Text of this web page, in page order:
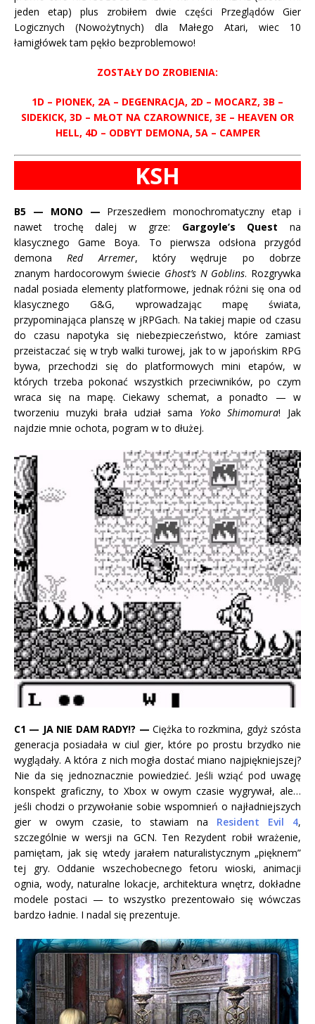
jeden etap) plus zrobiłem dwie części Przeglądów Gier
Logicznych (Nowożytnych) dla Małego Atari, wiec 10
łamigłówek tam pękło bezproblemowo!
ZOSTAŁY DO ZROBIENIA:
1D – PIONEK, 2A – DEGENRACJA, 2D – MOCARZ, 3B –
SIDEKICK, 3D – MŁOT NA CZAROWNICE, 3E – HEAVEN OR
HELL, 4D – ODBYT DEMONA, 5A – CAMPER
KSH
B5 — MONO — Przeszedłem monochromatyczny etap i
nawet trochę dalej w grze: Gargoyle’s Quest na
klasycznegoGame Boya. To pierwsza odsłona przygód
demona Red Arremer, który wędruje po dobrze
znanym hardocorowym świecie Ghost’s N Goblins. Rozgrywka
nadal posiada elementy platformowe, jednak różni się ona od
klasycznegoG&G, wprowadzając mapę świata,
przypominająca planszę w jRPGach. Na takiej mapie od czasu
do czasu napotyka się niebezpieczeństwo, które zamiast
przeistaczać się w tryb walkiturowej, jak to w japońskim RPG
bywa, przechodzi się do platformowych mini etapów, w
których trzeba pokonać wszystkich przeciwników, po czym
wraca się na mapę. Ciekawy schemat, a ponadto — w
tworzeniu muzyki brała udział sama Yoko Shimomura! Jak
najdzie mnie ochota, pogram w to dłużej.
C1 — JA NIE DAM RADY!? —Ciężka to rozkmina, gdyż szósta
generacja posiadała w ciul gier, które po prostu brzydko nie
wyglądały. A która z nich mogła dostać miano najpiękniejszej?
Nie da się jednoznacznie powiedzieć. Jeśli wziąć pod uwagę
konspekt graficzny, to Xbox w owym czasie wygrywał, ale…
jeśli chodzi o przywołanie sobie wspomnień o najładniejszych
gier w owym czasie, to stawiam na Resident Evil 4,
szczególnie w wersji na GCN. Ten Rezydent robił wrażenie,
pamiętam, jak się wtedy jarałem naturalistycznym „pięknem”
tej gry. Oddanie wszechobecnego fetoru wioski, animacji
ognia, wody, naturalne lokacje, architektura wnętrz, dokładne
modele postaci — to wszystko prezentowało się wówczas
bardzo ładnie. I nadal się prezentuje.